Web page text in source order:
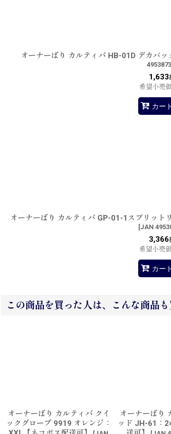
オーナーばり カルティバ HB-01D デカパッ
1,633
希望小売
カー
オーナーばり カルティバ GP-01-1スプリット
[JAN
3,366
希望小売
カー
この商品を買った人は、こんな商品
オーナーばり カルティバ クイ
ックグローブ 9919 オレンジ：
オーナーばり
ッド JH-61：